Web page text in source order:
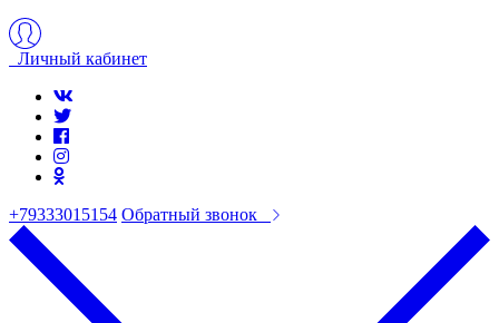
Личный кабинет
+79333015154 Обратный звонок